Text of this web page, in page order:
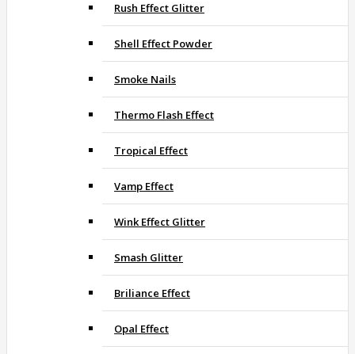
Rush Effect Glitter
Shell Effect Powder
Smoke Nails
Thermo Flash Effect
Tropical Effect
Vamp Effect
Wink Effect Glitter
Smash Glitter
Briliance Effect
Opal Effect